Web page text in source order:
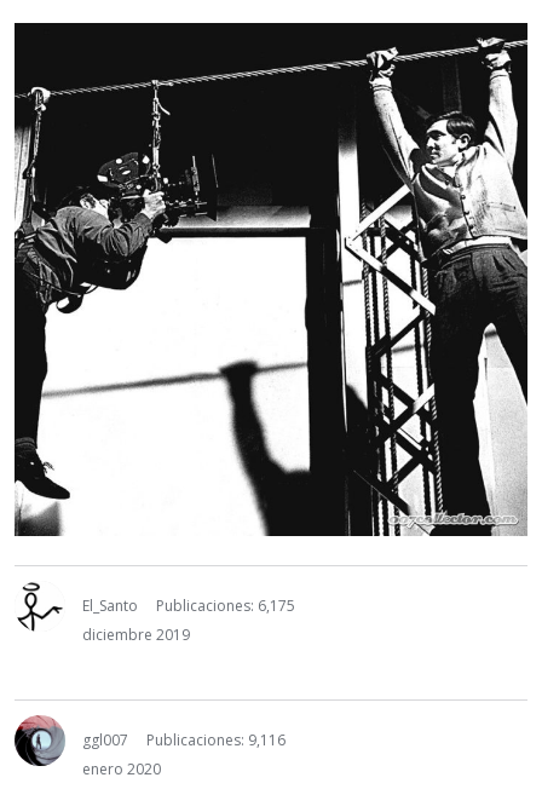
El_Santo
Publicaciones: 6,175
diciembre 2019
ggl007
Publicaciones: 9,116
enero 2020